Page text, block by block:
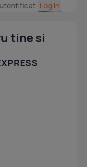
Log in
tine si